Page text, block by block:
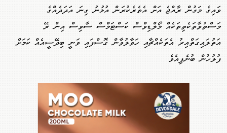
ވައިގެ މަގުން ރާއްޖެ އަށް އެތެރެކުރަން އުޅުނު ގިނަ އަދަދެއްގެ
މަސްތުވާތަކެތިތަކެއް މޯލްޑިވްސް ކަސްޓަމްސް ސާވިސް އިން ރޭ
އަތުލައިގަތްއިރު އެތަކެއްޗާއި ހަވާލުވާން ގޮސްފައި ވަނީ ބިދޭސީއެއް ކަމަށް
ފުލުހުން ބުނެފިއެވެ